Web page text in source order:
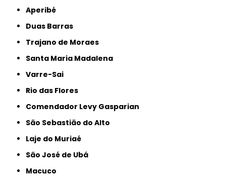
Aperibé
Duas Barras
Trajano de Moraes
Santa Maria Madalena
Varre-Sai
Rio das Flores
Comendador Levy Gasparian
São Sebastião do Alto
Laje do Muriaé
São José de Ubá
Macuco